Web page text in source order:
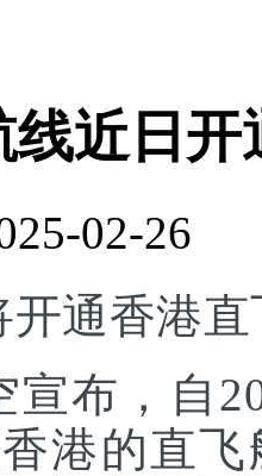
线近日开
02-26
通香港
布，自
港的直